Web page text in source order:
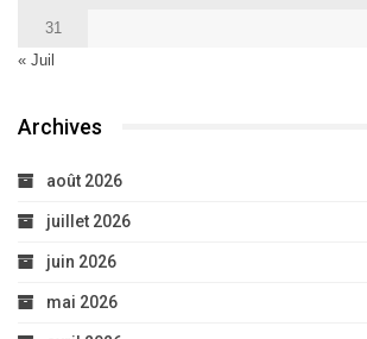
31
« Juil
Archives
août 2026
juillet 2026
juin 2026
mai 2026